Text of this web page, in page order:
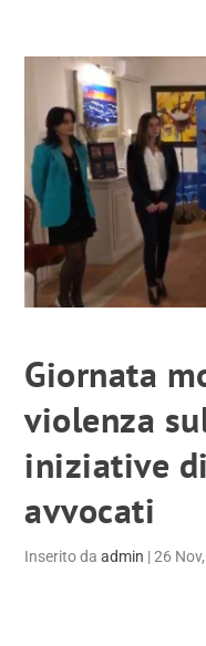
Giornata
violenza
iniziative
avvocati
Inserito daadmin |26